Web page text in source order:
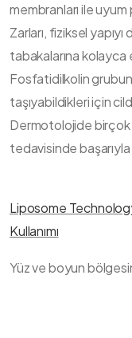
membranları ile
Zarları, fiziksel
tabakalarına
Fosfatidilkolin
taşıyabildikleri için
Dermotolojide
tedavisinde başarıyla
Liposome
Kullanımı
Yüz ve boyun